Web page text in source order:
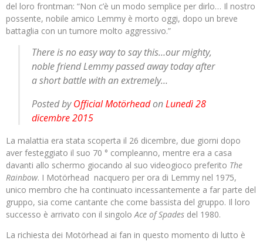
del loro frontman: “Non c’è un modo semplice per dirlo… Il nostro
possente, nobile amico Lemmy è morto oggi, dopo un breve
battaglia con un tumore molto aggressivo.”
There is no easy way to say this…our mighty,
noble friend Lemmy passed away today after
a short battle with an extremely…
Posted byOfficial MotörheadonLunedì 28
dicembre 2015
La malattia era stata scoperta il 26 dicembre, due giorni dopo
aver festeggiato il suo 70 ° compleanno, mentre era a casa
davanti allo schermo giocando al suo videogioco preferito The
Rainbow. I Motörhead nacquero per ora di Lemmy nel 1975,
unico membro che ha continuato incessantemente a far parte del
gruppo, sia come cantante che come bassista del gruppo. Il loro
successo è arrivato con il singoloAce of Spades del 1980.
La richiesta dei Motörhead ai fan in questo momento di lutto è